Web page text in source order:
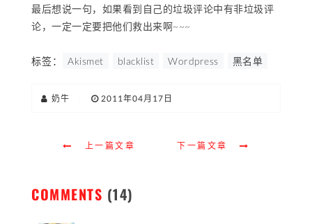
最后想说一句，如果看到自己的垃圾评论中有非垃圾评
论，一定一定要把他们救出来啊~~~
标签： Akismet blacklist Wordpress 黑名单
奶牛 2011年04月17日
上一篇文章 下一篇文章
COMMENTS (14)